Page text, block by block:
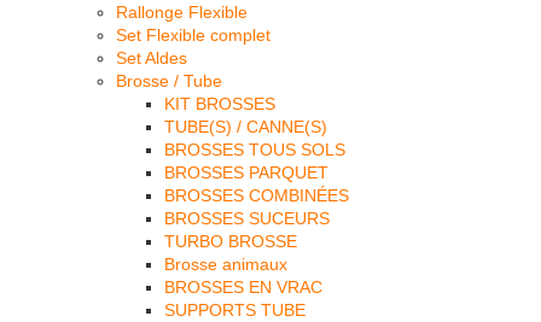
Rallonge Flexible
Set Flexible complet
Set Aldes
Brosse / Tube
KIT BROSSES
TUBE(S) / CANNE(S)
BROSSES TOUS SOLS
BROSSES PARQUET
BROSSES COMBINÉES
BROSSES SUCEURS
TURBO BROSSE
Brosse animaux
BROSSES EN VRAC
SUPPORTS TUBE